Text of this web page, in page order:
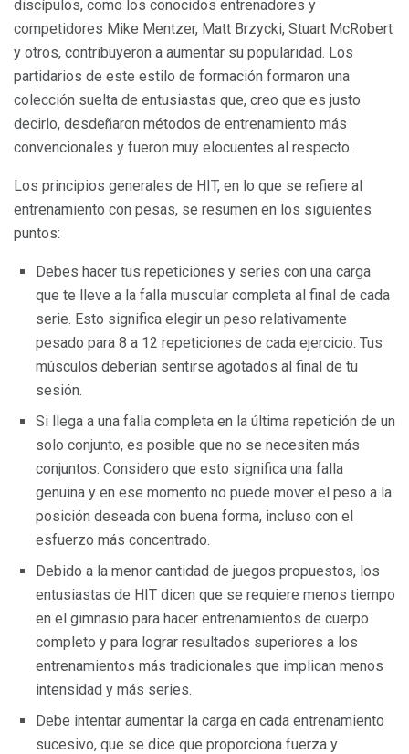
discípulos, como los conocidos entrenadores y
competidores Mike Mentzer, Matt Brzycki, Stuart McRobert
y otros, contribuyeron a aumentar su popularidad. Los
partidarios de este estilo de formación formaron una
colección suelta de entusiastas que, creo que es justo
decirlo, desdeñaron métodos de entrenamiento más
convencionales y fueron muy elocuentes al respecto.
Los principios generales de HIT, en lo que se refiere al
entrenamiento con pesas, se resumen en los siguientes
puntos:
Debes hacer tus repeticiones y series con una carga
que te lleve a la falla muscular completa al final de cada
serie. Esto significa elegir un peso relativamente
pesado para 8 a 12 repeticiones de cada ejercicio. Tus
músculos deberían sentirse agotados al final de tu
sesión.
Si llega a una falla completa en la última repetición de un
solo conjunto, es posible que no se necesiten más
conjuntos. Considero que esto significa una falla
genuina y en ese momento no puede mover el peso a la
posición deseada con buena forma, incluso con el
esfuerzo más concentrado.
Debido a la menor cantidad de juegos propuestos, los
entusiastas de HIT dicen que se requiere menos tiempo
en el gimnasio para hacer entrenamientos de cuerpo
completo y para lograr resultados superiores a los
entrenamientos más tradicionales que implican menos
intensidad y más series.
Debe intentar aumentar la carga en cada entrenamiento
sucesivo, que se dice que proporciona fuerza y ​​